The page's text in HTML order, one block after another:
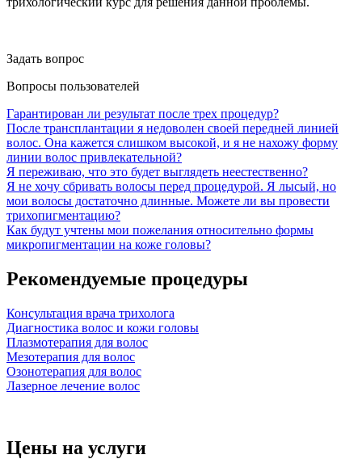
Задать вопрос
Вопросы пользователей
Гарантирован ли результат после трех процедур?
После трансплантации я недоволен своей передней линией
волос. Она кажется слишком высокой, и я не нахожу форму
линии волос привлекательной?
Я переживаю, что это будет выглядеть неестественно?
Я не хочу сбривать волосы перед процедурой. Я лысый, но
мои волосы достаточно длинные. Можете ли вы провести
трихопигментацию?
Как будут учтены мои пожелания относительно формы
микропигментации на коже головы?
Рекомендуемые процедуры
Консультация врача трихолога
Диагностика волос и кожи головы
Плазмотерапия для волос
Мезотерапия для волос
Озонотерапия для волос
Лазерное лечение волос
Цены на услуги